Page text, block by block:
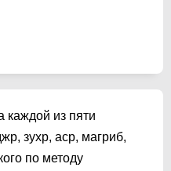
каждой из пяти
зухр, аср, магриб,
по методу